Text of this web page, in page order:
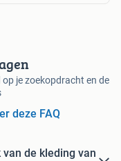
je zoekopdracht en de
deze FAQ
de kleding van